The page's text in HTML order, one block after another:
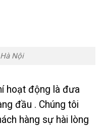
Nội
hoạt động là đưa
đầu . Chúng tôi
hàng sự hài lòng